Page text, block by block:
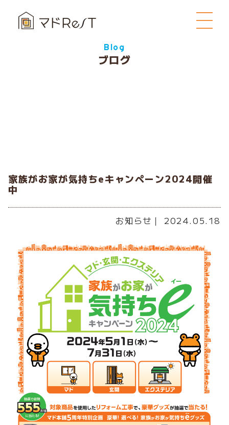
Blog
ブログ
家族がお家が気持ちeキャンペーン2024開催
中
お知らせ ｜ 2024.05.18